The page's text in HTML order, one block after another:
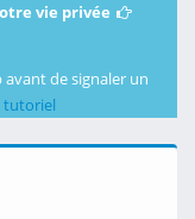
vie privée
de signaler un
tutoriel